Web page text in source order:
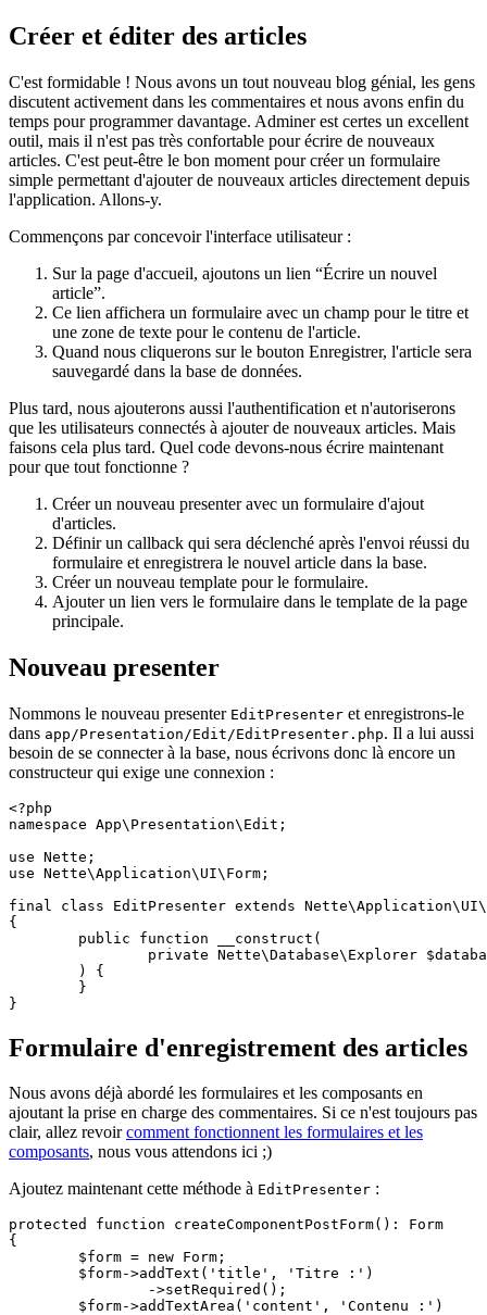
Créer et éditer des articles
C'est formidable ! Nous avons un tout nouveau blog génial, les gens
discutent activement dans les commentaires et nous avons enfin du
temps pour programmer davantage. Adminer est certes un excellent
outil, mais il n'est pas très confortable pour écrire de nouveaux
articles. C'est peut-être le bon moment pour créer un formulaire
simple permettant d'ajouter de nouveaux articles directement depuis
l'application. Allons-y.
Commençons par concevoir l'interface utilisateur :
Sur la page d'accueil, ajoutons un lien “Écrire un nouvel
article”.
Ce lien affichera un formulaire avec un champ pour le titre et
une zone de texte pour le contenu de l'article.
Quand nous cliquerons sur le bouton Enregistrer, l'article sera
sauvegardé dans la base de données.
Plus tard, nous ajouterons aussi l'authentification et n'autoriserons
que les utilisateurs connectés à ajouter de nouveaux articles. Mais
faisons cela plus tard. Quel code devons-nous écrire maintenant
pour que tout fonctionne ?
Créer un nouveau presenter avec un formulaire d'ajout
d'articles.
Définir un callback qui sera déclenché après l'envoi réussi du
formulaire et enregistrera le nouvel article dans la base.
Créer un nouveau template pour le formulaire.
Ajouter un lien vers le formulaire dans le template de la page
principale.
Nouveau presenter
Nommons le nouveau presenter EditPresenter et enregistrons-le
dans app/Presentation/Edit/EditPresenter.php. Il a lui aussi
besoin de se connecter à la base, nous écrivons donc là encore un
constructeur qui exige une connexion :
<?php
namespace App\Presentation\Edit;
use Nette;
use Nette\Application\UI\Form;
final class EditPresenter extends
{
Formulaire d'enregistrement des articles
Nous avons déjà abordé les formulaires et les composants en
ajoutant la prise en charge des commentaires. Si ce n'est toujours pas
clair, allez revoircomment fonctionnent les formulaires et les
composants, nous vous attendons ici ;)
Ajoutez maintenant cette méthode à EditPresenter :
protected function createComponentPostForm(): Form
{